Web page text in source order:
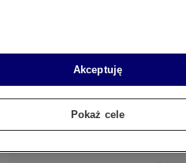
zmusił prawie milion
domów.
Akceptuję
Pokaż cele